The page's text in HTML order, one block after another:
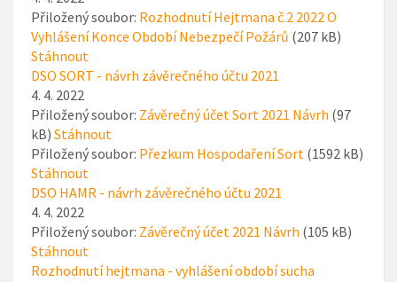
Přiložený soubor: Rozhodnutí Hejtmana č.2 2022 O
Vyhlášení Konce Období Nebezpečí Požárů (207 kB)
Stáhnout
DSO SORT - návrh závěrečného účtu 2021
4. 4. 2022
Přiložený soubor: Závěrečný účet Sort 2021 Návrh (97
kB) Stáhnout
Přiložený soubor: Přezkum Hospodaření Sort (1592 kB)
Stáhnout
DSO HAMR - návrh závěrečného účtu 2021
4. 4. 2022
Přiložený soubor: Závěrečný účet 2021 Návrh (105 kB)
Stáhnout
Rozhodnutí hejtmana - vyhlášení období sucha